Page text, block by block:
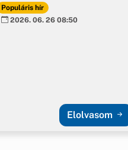
Populáris hír
2026. 06. 26 08:50
Elolvasom